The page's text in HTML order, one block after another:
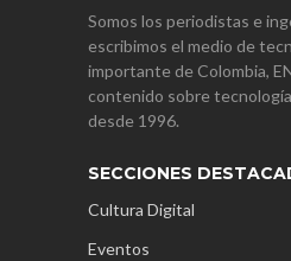
Somos los periodistas e
escribimos el medio de
importante de Colombia,
contenido sobre
desde 1996.
SECCIONES
Cultura Digital
Eventos